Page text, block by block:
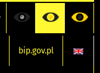
bip.gov.pl